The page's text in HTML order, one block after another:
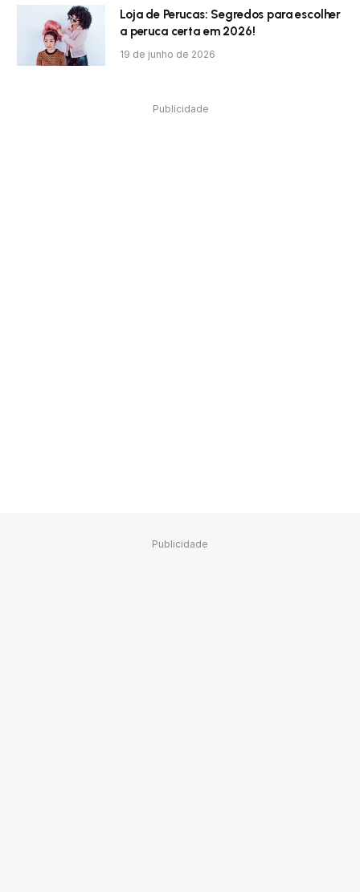
Loja de Perucas: Segredos para escolher
a peruca certa em 2026!
19 de junho de 2026
Publicidade
Publicidade